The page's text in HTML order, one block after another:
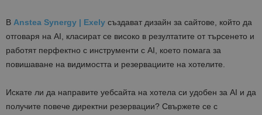
В Anstea Synergy | Exely създават дизайн за сайтове, който да
отговаря на АI, класират се високо в резултатите от търсенето и
работят перфектно с инструменти с AI, което помага за
повишаване на видимостта и резервациите на хотелите.
Искате ли да направите уебсайта на хотела си удобен за AI и да
получите повече директни резервации? Свържете се с